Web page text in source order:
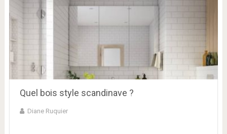
Quel bois style scandinave ?
Diane Ruquier